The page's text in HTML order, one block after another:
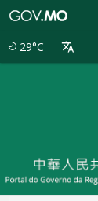
29°C